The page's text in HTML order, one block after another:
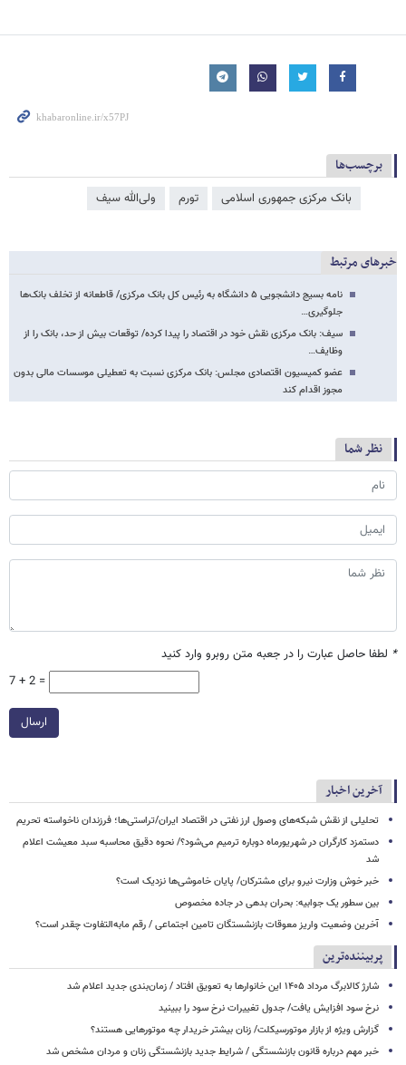
برچسب‌ها
بانک مرکزی جمهوری اسلامی تورم ولی‌الله سیف
خبرهای مرتبط
نامه بسیج دانشجویی ۵ دانشگاه به رئیس کل بانک مرکزی/ قاطعانه از تخلف بانک‌ها
جلوگیری…
سیف: بانک ‌مرکزی نقش خود در اقتصاد را پیدا کرده/ توقعات بیش از حد، بانک را از
وظایف…
عضو کمیسیون اقتصادی مجلس: بانک مرکزی نسبت به تعطیلی موسسات مالی بدون
مجوز اقدام کند
نظر شما
* لطفا حاصل عبارت را در جعبه متن روبرو وارد کنید
7 + 2 =
ارسال
آخرین اخبار
تحلیلی از نقش شبکه‌های وصول ارز نفتی در اقتصاد ایران/تراستی‌ها؛ فرزندان ناخواسته تحریم
دستمزد کارگران در شهریورماه دوباره ترمیم می‌شود؟/ نحوه دقیق محاسبه سبد معیشت اعلام
شد
خبر خوش وزارت نیرو برای مشترکان/ پایان خاموشی‌ها نزدیک است؟
بین سطور یک جوابیه: بحران بدهی در جاده مخصوص
آخرین وضعیت واریز معوقات بازنشستگان تامین اجتماعی / رقم مابه‌التفاوت چقدر است؟
پربیننده‌ترین
شارژ کالابرگ مرداد ۱۴۰۵ این خانوارها به تعویق افتاد / زمان‌بندی جدید اعلام شد
نرخ سود افزایش یافت/ جدول تغییرات نرخ سود را ببینید
گزارش ویژه از بازار موتورسیکلت/ زنان بیشتر خریدار چه موتورهایی هستند؟
خبر مهم درباره قانون بازنشستگی / شرایط جدید بازنشستگی زنان و مردان مشخص شد